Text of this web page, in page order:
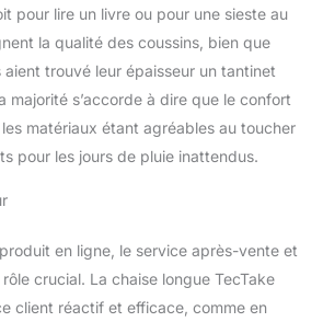
bain de soleil jardin
extérieur, il résiste aux
intempéries sans
compromettre
l'esthétique, prouvant
que confort, élégance et
résistance peuvent
ÉPREUVE: Adaptez votre
détente à l'infini avec
cette chaise longue
pliante, aussi élégante
pour lire un livre ou pour une sieste au
la qualité des coussins, bien que
trouvé leur épaisseur un tantinet
majorité s’accorde à dire que le confort
matériaux étant agréables au toucher
pour les jours de pluie inattendus.
produit en ligne, le service après-vente et
crucial. La chaise longue TecTake
client réactif et efficace, comme en